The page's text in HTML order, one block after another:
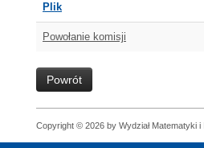
Plik
Powołanie komisji
Powrót
Copyright © 2026 by Wydział Matematyki